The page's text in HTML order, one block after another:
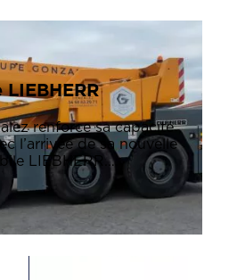
LIEBHERR
renforce sa capacité
l’arrivée de sa nouvelle
LIEBHERR.…